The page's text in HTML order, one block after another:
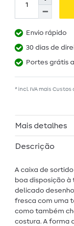
Envio rápido
30 dias de
Portes grátis
* incl. IVA mais Custos
Mais detalhes
Descrição
A caixa de
boa disposição à
delicado
fresca com uma
como também
costura. A forma